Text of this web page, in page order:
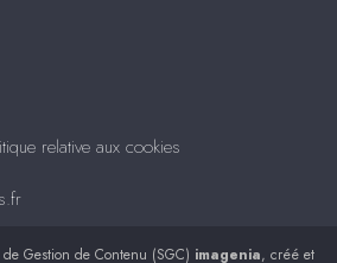
relative aux cookies
de Gestion de Contenu (SGC) imagenia, créé et